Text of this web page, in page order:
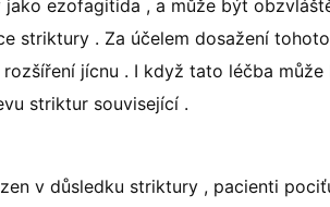
jako ezofagitida , a může být
striktury . Za účelem dosažení
jícnu . I když tato léčba
striktur související .
v důsledku striktury , pacienti